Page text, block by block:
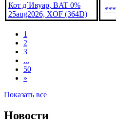
Кот д`Ивуар, BAT 0%
25aug2026, XOF (364D)
***
1
2
3
...
50
»
Показать все
Новости